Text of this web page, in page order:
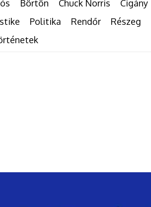
Börtön Chuck Norris Cigány
Politika Rendőr Részeg